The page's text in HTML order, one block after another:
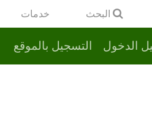
البحث خدمات
التسجيل بالموقع الدخول